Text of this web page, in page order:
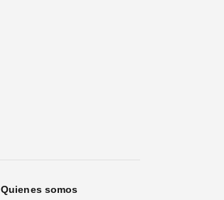
Quienes somos